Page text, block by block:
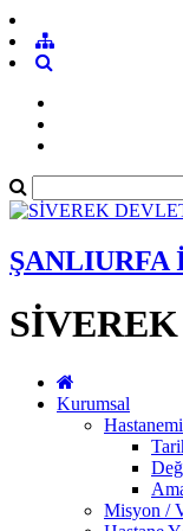
Kurumsal
Misyon /